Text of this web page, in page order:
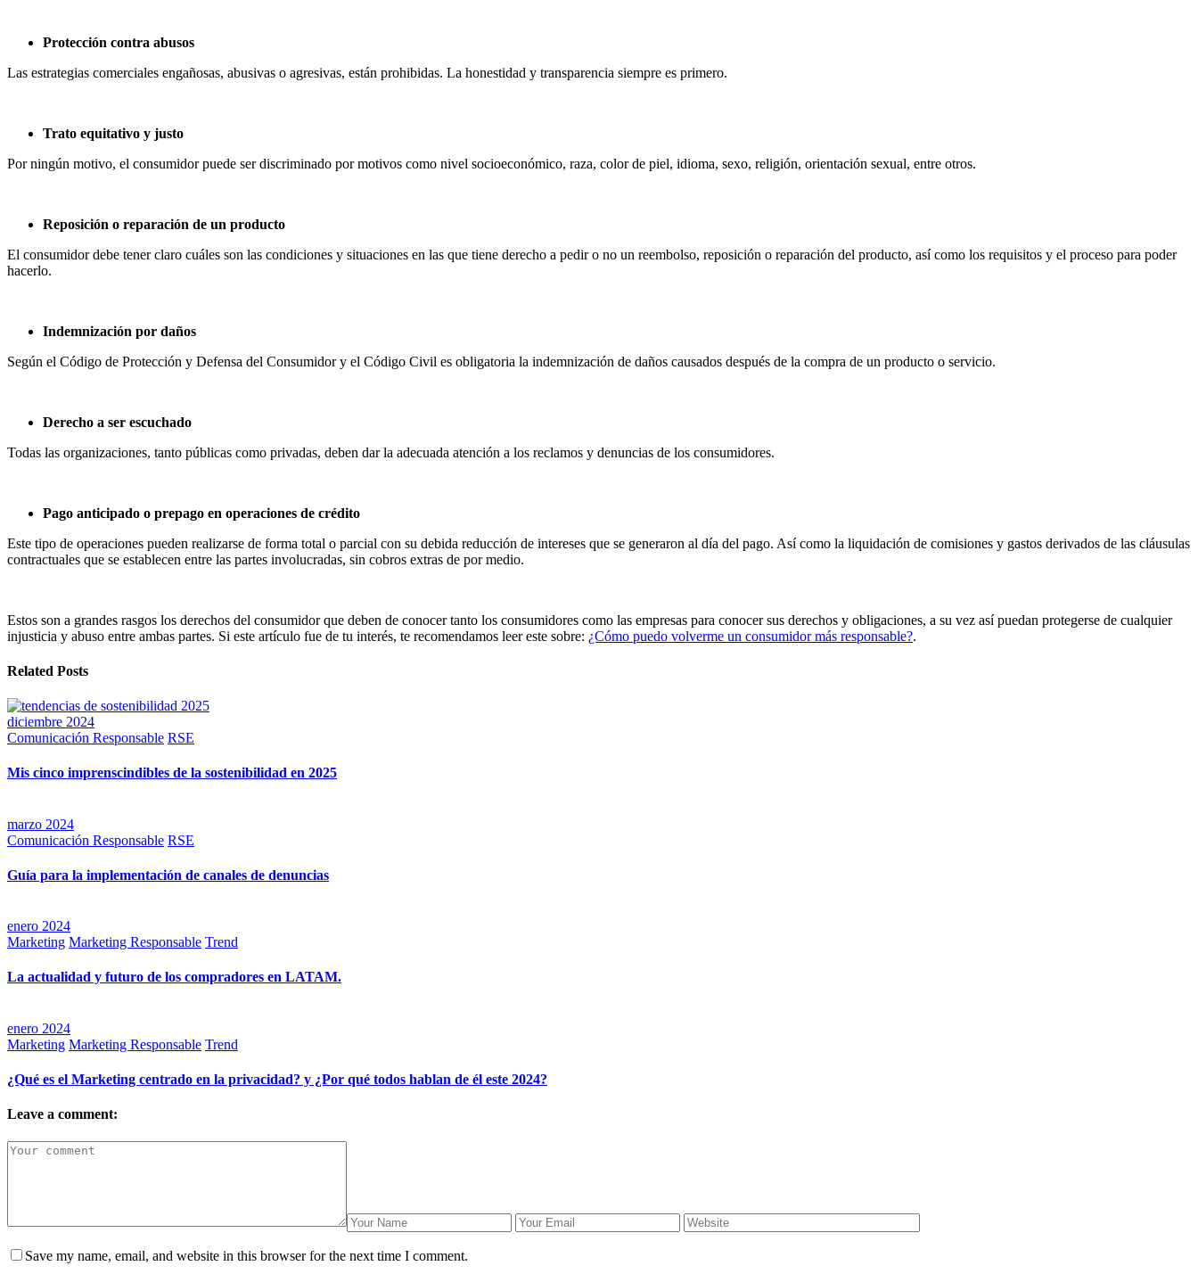
Protección contra abusos
Las estrategias comerciales engañosas, abusivas o agresivas, están prohibidas. La honestidad y transparencia siempre es primero.
Trato equitativo y justo
Por ningún motivo, el consumidor puede ser discriminado por motivos como nivel socioeconómico, raza, color de piel, idioma, sexo, religión, orientación sexual, entre otros.
Reposición o reparación de un producto
El consumidor debe tener claro cuáles son las condiciones y situaciones en las que tiene derecho a pedir o no un reembolso, reposición o reparación del producto, así como los requisitos y el proceso para poder
hacerlo.
Indemnización por daños
Según el Código de Protección y Defensa del Consumidor y el Código Civil es obligatoria la indemnización de daños causados después de la compra de un producto o servicio.
Derecho a ser escuchado
Todas las organizaciones, tanto públicas como privadas, deben dar la adecuada atención a los reclamos y denuncias de los consumidores.
Pago anticipado o prepago en operaciones de crédito
Este tipo de operaciones pueden realizarse de forma total o parcial con su debida reducción de intereses que se generaron al día del pago. Así como la liquidación de comisiones y gastos derivados de las cláusulas
contractuales que se establecen entre las partes involucradas, sin cobros extras de por medio.
Estos son a grandes rasgos los derechos del consumidor que deben de conocer tanto los consumidores como las empresas para conocer sus derechos y obligaciones, a su vez así puedan protegerse de cualquier
injusticia y abuso entre ambas partes. Si este artículo fue de tu interés, te recomendamos leer este sobre: ¿Cómo puedo volverme un consumidor más responsable?.
Related Posts
diciembre 2024
Comunicación Responsable RSE
Mis cinco imprenscindibles de la sostenibilidad en 2025
marzo 2024
Comunicación Responsable RSE
Guía para la implementación de canales de denuncias
enero 2024
Marketing Marketing Responsable Trend
La actualidad y futuro de los compradores en LATAM.
enero 2024
Marketing Marketing Responsable Trend
¿Qué es el Marketing centrado en la privacidad? y ¿Por qué todos hablan de él este 2024?
Leave a comment:
Save my name, email, and website in this browser for the next time I comment.